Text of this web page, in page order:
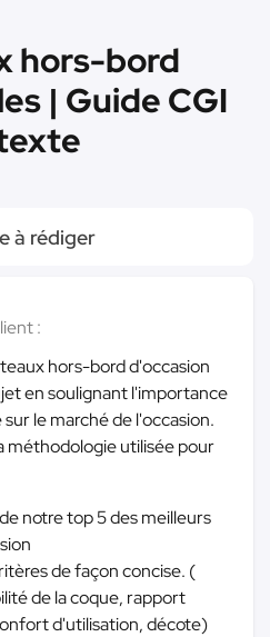
hors-bord
| Guide CGI
à rédiger
:
hors-bord d'occasion
en soulignant l'importance
le marché de l'occasion.
utilisée pour
notre top 5 des meilleurs
de façon concise. (
de la coque, rapport
d'utilisation, décote)